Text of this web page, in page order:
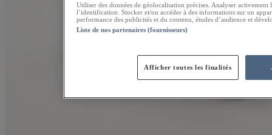
Utiliser des données de géolocalisation précises. Analyser activement
l’identification. Stocker et/ou accéder à des informations sur un
performance des publicités et du contenu, études d’audience et
Liste de nos partenaires (fournisseurs)
Afficher toutes les finalités